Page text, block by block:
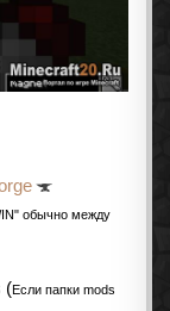
обычно между
(Если папки mods